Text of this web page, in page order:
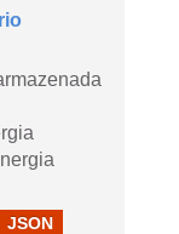
JSON